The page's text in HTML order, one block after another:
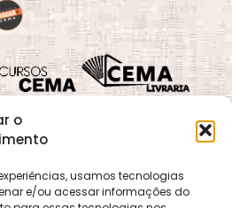
o
usamos tecnologias
e/ou acessar informações do
Desenvolvimento
Espiritual
OCemaneté um site